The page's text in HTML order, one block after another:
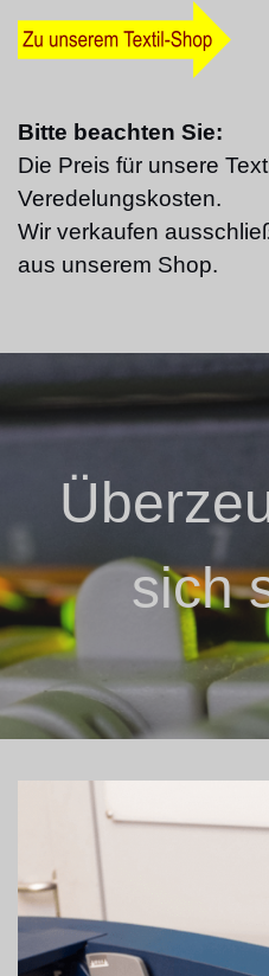
Bitte beachten Sie:
Die Preis für unsere
Veredelungskosten.
Wir verkaufen
aus unserem Shop.
sich